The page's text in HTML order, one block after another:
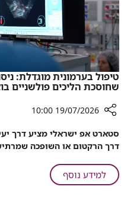
אלרגני
עם
העור
אינו
גורם
לאנפילקסיס
טיפול בערמונית מוגדלת:
שחוסכת הליכים פולשניים
שיתוף
טיפול
בערמונית
מוגדלת:
19/07/2026 10:00
סטארט אפ ישראלי מציע דרך
דרך הרקטום או השופכה
למידע נוסףעל
טיפול